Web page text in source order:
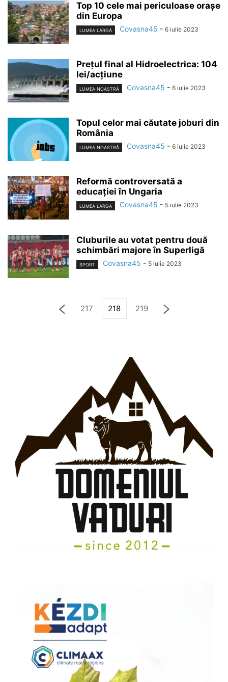
Top 10 cele mai periculoase orașe
din Europa
LUMEA LARGĂ Covasna45 - 6 iulie 2023
Prețul final al Hidroelectrica: 104
lei/acțiune
LUMEA NOASTRĂ Covasna45 - 6 iulie 2023
Topul celor mai căutate joburi din
România
LUMEA NOASTRĂ Covasna45 - 6 iulie 2023
Reformă controversată a
educaţiei în Ungaria
LUMEA LARGĂ Covasna45 - 5 iulie 2023
Cluburile au votat pentru două
schimbări majore în Superligă
SPORT Covasna45 - 5 iulie 2023
217 218 219